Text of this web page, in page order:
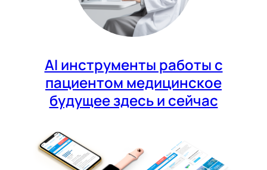
AI инструменты работы с
пациентом медицинское
будущее здесь и сейчас